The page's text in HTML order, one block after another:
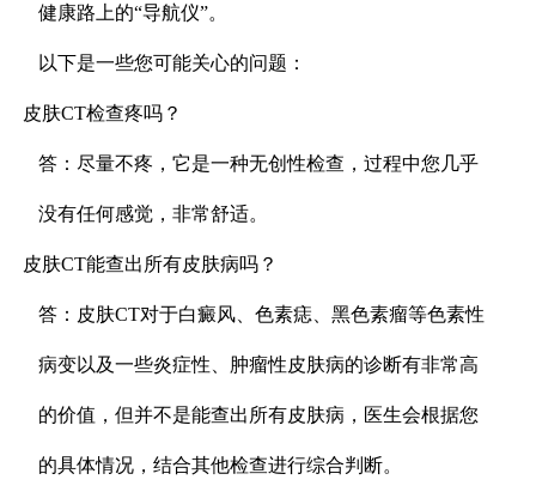
健康路上的“导航仪”。
以下是一些您可能关心的问题：
皮肤CT检查疼吗？
答：尽量不疼，它是一种无创性检查，过程中您几乎
没有任何感觉，非常舒适。
皮肤CT能查出所有皮肤病吗？
答：皮肤CT对于白癜风、色素痣、黑色素瘤等色素性
病变以及一些炎症性、肿瘤性皮肤病的诊断有非常高
的价值，但并不是能查出所有皮肤病，医生会根据您
的具体情况，结合其他检查进行综合判断。